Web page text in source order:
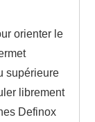
orienter le
supérieure
librement
Definox